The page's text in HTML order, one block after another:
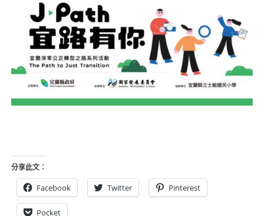
分享此文：
Facebook Twitter Pinterest
Pocket